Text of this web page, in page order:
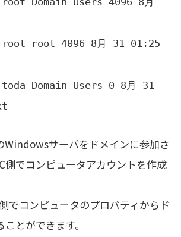
root 4096 8月 31 01:25
Domain Users 0 8月 31
Windowsサーバをドメインに参加さ
側でコンピュータアカウントを作成
でコンピュータのプロパティからド
とができます。